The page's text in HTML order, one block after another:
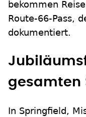
bekommen
Route-66-Pass,
dokumentiert.
gesamten
In Springfield,